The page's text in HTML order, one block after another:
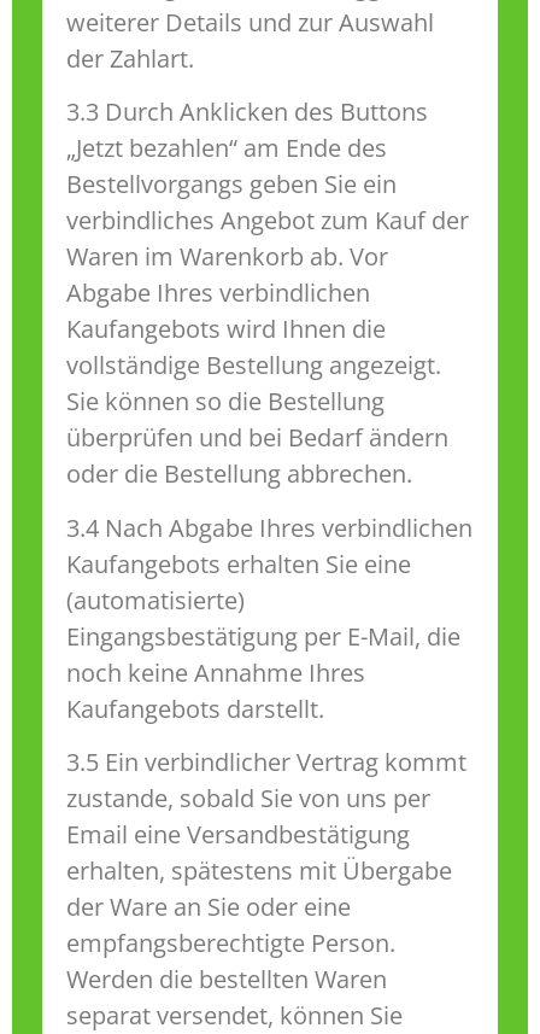
weiterer Details und zur Auswahl
der Zahlart.
3.3 Durch Anklicken des Buttons
„Jetzt bezahlen“ am Ende des
Bestellvorgangs geben Sie ein
verbindliches Angebot zum Kauf der
Waren im Warenkorb ab. Vor
Abgabe Ihres verbindlichen
Kaufangebots wird Ihnen die
vollständige Bestellung angezeigt.
Sie können so die Bestellung
überprüfen und bei Bedarf ändern
oder die Bestellung abbrechen.
3.4 Nach Abgabe Ihres verbindlichen
Kaufangebots erhalten Sie eine
(automatisierte)
Eingangsbestätigung per E-Mail, die
noch keine Annahme Ihres
Kaufangebots darstellt.
3.5 Ein verbindlicher Vertrag kommt
zustande, sobald Sie von uns per
Email eine Versandbestätigung
erhalten, spätestens mit Übergabe
der Ware an Sie oder eine
empfangsberechtigte Person.
Werden die bestellten Waren
separat versendet, können Sie